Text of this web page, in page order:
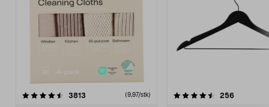
3813 anmeldelser(9,97/stk)
4.5av 5 stjerner 256
4.5av 5 stjerner